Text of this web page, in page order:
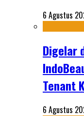
6 Agustus
Digelar
Tenant
6 Agustus